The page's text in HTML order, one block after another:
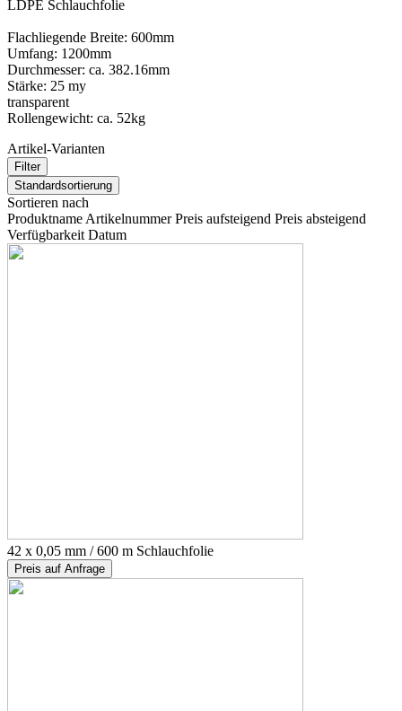
LDPE Schlauchfolie
Flachliegende Breite: 600mm
Umfang: 1200mm
Durchmesser: ca. 382.16mm
Stärke: 25 my
transparent
Rollengewicht: ca. 52kg
Artikel-Varianten
Filter
Standardsortierung
Sortieren nach
Produktname ArtikelnummerPreis aufsteigend Preis absteigend
Verfügbarkeit Datum
42 x 0,05 mm / 600 m Schlauchfolie
Preis auf Anfrage